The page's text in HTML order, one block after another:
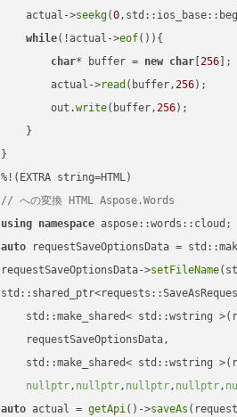
    actual->
seekg(0
while(!actual->eof()){
char* buffer = new char [256 ];
        actual->
read (buffer,256);
        out.
write(buffer,256);
    }
}
// への変換 HTML Aspose.Words
using namespace
auto requestSaveOptionsData =
requestSaveOptionsData->setFileName
std::make_shared< std::wstring
    requestSaveOptionsData,
std::make_shared< std::wstring
nullptr, nullptr, nullptr, nullptr,
auto actual = getApi()->saveAs